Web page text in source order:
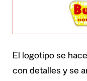
El logotipo se
con detalles y se